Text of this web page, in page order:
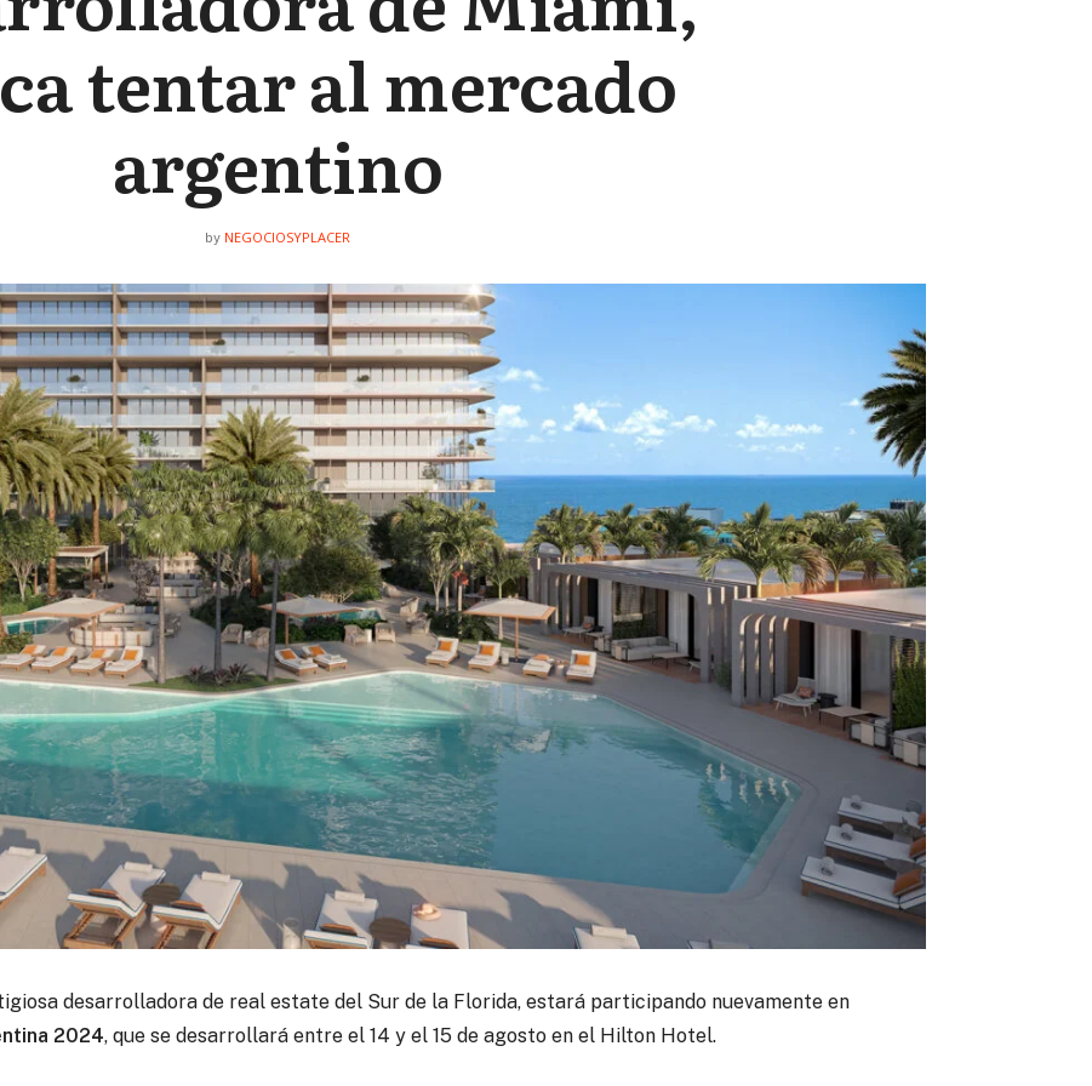
tentar al mercado
argentino
by NEGOCIOSYPLACER
desarrolladora de real estate del Sur de la Florida, estará participando nuevamente en
2024, que se desarrollará entre el 14 y el 15 de agosto en el Hilton Hotel.